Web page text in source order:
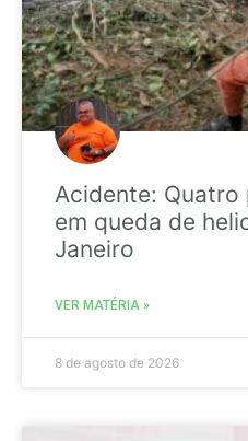
Acidente: Quatro
em queda de
Janeiro
VER MATÉRIA »
8 de agosto de 2026